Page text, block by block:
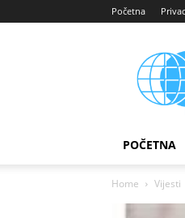
Početna
POČETNA
Home Vijesti